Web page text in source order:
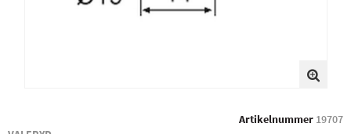
Artikelnummer 19707